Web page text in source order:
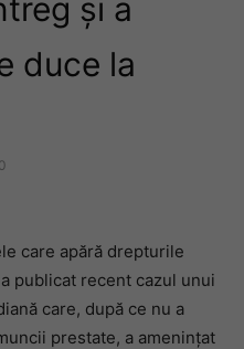
și a
duce la
care apără drepturile
publicat recent cazul unui
care, după ce nu a
prestate, a amenințat